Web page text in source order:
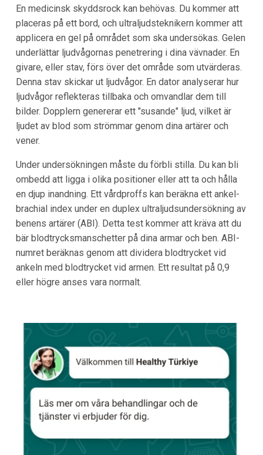
En medicinsk skyddsrock kan behövas. Du kommer att
placeras på ett bord, och ultraljudsteknikern kommer att
applicera en gel på området som ska undersökas. Gelen
underlättar ljudvågornas penetrering i dina vävnader. En
givare, eller stav, förs över det område som utvärderas.
Denna stav skickar ut ljudvågor. En dator analyserar hur
ljudvågor reflekteras tillbaka och omvandlar dem till
bilder. Dopplern genererar ett "susande" ljud, vilket är
ljudet av blod som strömmar genom dina artärer och
vener.
Under undersökningen måste du förbli stilla. Du kan bli
ombedd att ligga i olika positioner eller att ta och hålla
en djup inandning. Ett vårdproffs kan beräkna ett ankel-
brachial index under en duplex ultraljudsundersökning av
benens artärer (ABI). Detta test kommer att kräva att du
bär blodtrycksmanschetter på dina armar och ben. ABI-
numret beräknas genom att dividera blodtrycket vid
ankeln med blodtrycket vid armen. Ett resultat på 0,9
eller högre anses vara normalt.